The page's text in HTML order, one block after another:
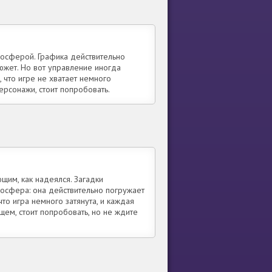
Графика действительно
Но вот управление иногда
игре не хватает немного
стоит попробовать.
как надеялся. Загадки
она действительно погружает
игра немного затянута, и каждая
стоит попробовать, но не ждите